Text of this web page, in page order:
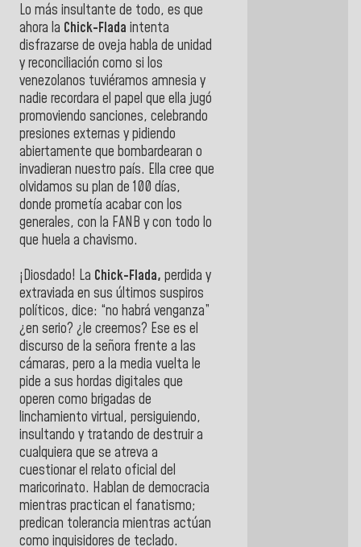
Lo más insultante de todo, es que
ahora la Chick-Flada intenta
disfrazarse de oveja habla de unidad
y reconciliación como si los
venezolanos tuviéramos amnesia y
nadie recordara el papel que ella jugó
promoviendo sanciones, celebrando
presiones externas y pidiendo
abiertamente que bombardearan o
invadieran nuestro país. Ella cree que
olvidamos su plan de 100 días,
donde prometía acabar con los
generales, con la FANB y con todo lo
que huela a chavismo.
¡Diosdado! La Chick-Flada, perdida y
extraviada en sus últimos suspiros
políticos, dice: “no habrá venganza”
¿en serio? ¿le creemos? Ese es el
discurso de la señora frente a las
cámaras, pero a la media vuelta le
pide a sus hordas digitales que
operen como brigadas de
linchamiento virtual, persiguiendo,
insultando y tratando de destruir a
cualquiera que se atreva a
cuestionar el relato oficial del
maricorinato. Hablan de democracia
mientras practican el fanatismo;
predican tolerancia mientras actúan
como inquisidores de teclado.